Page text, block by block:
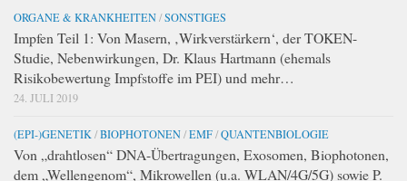
ORGANE & KRANKHEITEN/SONSTIGES
Impfen Teil 1: Von Masern, ‚Wirkverstärkern‘, der TOKEN-
Studie, Nebenwirkungen, Dr. Klaus Hartmann (ehemals
Risikobewertung Impfstoffe im PEI) und mehr…
24. JULI 2019
(EPI-)GENETIK /BIOPHOTONEN/EMF/QUANTENBIOLOGIE
Von „drahtlosen“ DNA-Übertragungen, Exosomen, Biophotonen,
dem „Wellengenom“, Mikrowellen (u.a. WLAN/4G/5G) sowie P.